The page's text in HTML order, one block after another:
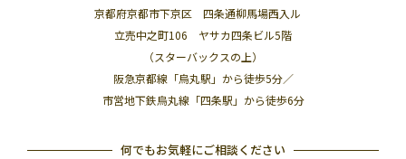
京都府京都市下京区 四条通柳馬場西入ル
立売中之町106 ヤサカ四条ビル5階
（スターバックスの上）
阪急京都線「烏丸駅」から徒歩5分／
市営地下鉄烏丸線「四条駅」から徒歩6分
何でもお気軽にご相談ください